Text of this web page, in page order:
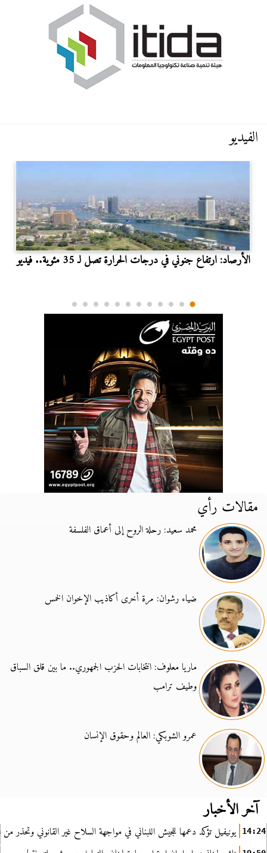
الفيديو
الأرصاد: ارتفاع جنوني في درجات الحرارة تصل لـ 35 مئوية.. فيديو
مقالات رأي
محمد سعيد: رحلة الروح إلى أعماق الفلسفة
ضياء رشوان: مرة أخرى أكاذيب الإخوان الخمس
ماريا معلوف: انتخابات الحزب الجمهوري.. ما بين قلق السباق
وطيف ترامب
عمرو الشوبكي: العالم وحقوق الإنسان
آخر الأخبار
14:24 يونيفيل تؤكد دعمها للجيش اللبناني في مواجهة السلاح غير القانوني وتحذر من